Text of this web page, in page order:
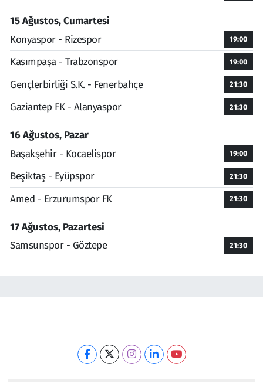
15 Ağustos, Cumartesi
Konyaspor - Rizespor
19:00
Kasımpaşa - Trabzonspor 19:00
Gençlerbirliği S.K. - Fenerbahçe 21:30
Gaziantep FK - Alanyaspor 21:30
16 Ağustos, Pazar
Başakşehir - Kocaelispor
19:00
Beşiktaş - Eyüpspor 21:30
Amed - Erzurumspor FK 21:30
17 Ağustos, Pazartesi
Samsunspor - Göztepe
21:30